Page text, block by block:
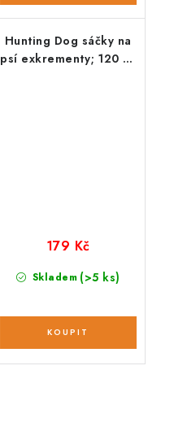
Hunting Dog sáčky na
psí exkrementy; 120 ks
Skladem (>5 ks)
179 Kč